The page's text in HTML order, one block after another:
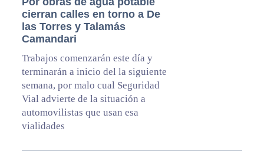
cierran calles en torno a De
las Torres y Talamás
Camandari
Trabajos comenzarán este día y
terminarán a inicio del la siguiente
semana, por malo cual Seguridad
Vial advierte de la situación a
automovilistas que usan esa
vialidades